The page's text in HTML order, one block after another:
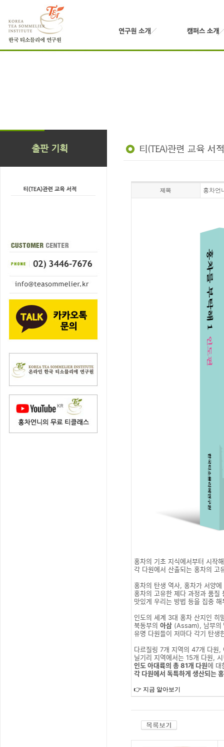
제목 홍차언
홍차의 기초 지식에서부터 시작
각 다원에서 산출되는 홍차의 고
홍차의 탄생 역사, 홍차가 서양
홍차의 고유한 제다 과정과 품질
맛있게 우리는 방법 등을 집중 해
인도의 세계 3대 홍차 산지인 히
북동부의 아삼 (Assam), 남부의
유명 다원들이 저마다 각기 탄생
다르질링 7개 지역의 47개 다원,
닐기리 지역에서는 15개 다원,
인도 아대륙의 총 81개 다원에 대
각 다원에서 독특하게 생산되는
👉 지금 알아보기